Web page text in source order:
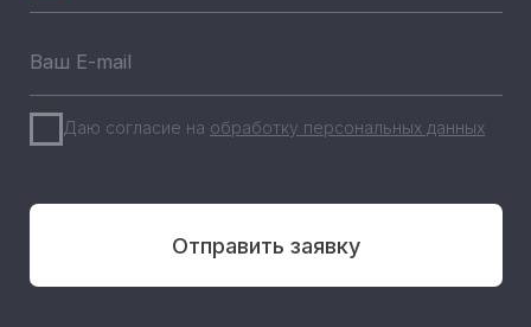
+7 (911) 22 00 506
info@pandora-volt.ru
Разработка сайта